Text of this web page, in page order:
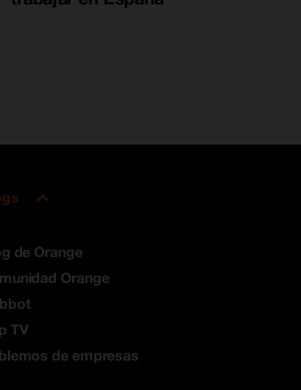
de Orange
Orange
TV
de empresas